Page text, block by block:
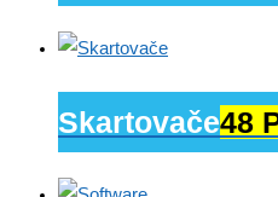
Skartovače48